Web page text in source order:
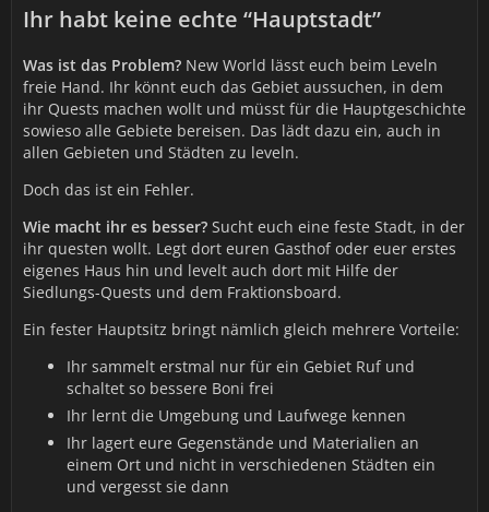
Ihr habt keine echte “Hauptstadt”
Was ist das Problem? New World lässt euch beim Leveln
freie Hand. Ihr könnt euch das Gebiet aussuchen, in dem
ihr Quests machen wollt und müsst für die Hauptgeschichte
sowieso alle Gebiete bereisen. Das lädt dazu ein, auch in
allen Gebieten und Städten zu leveln.
Doch das ist ein Fehler.
Wie macht ihr es besser? Sucht euch eine feste Stadt, in der
ihr questen wollt. Legt dort euren Gasthof oder euer erstes
eigenes Haus hin und levelt auch dort mit Hilfe der
Siedlungs-Quests und dem Fraktionsboard.
Ein fester Hauptsitz bringt nämlich gleich mehrere Vorteile:
Ihr sammelt erstmal nur für ein Gebiet Ruf und
schaltet so bessere Boni frei
Ihr lernt die Umgebung und Laufwege kennen
Ihr lagert eure Gegenstände und Materialien an
einem Ort und nicht in verschiedenen Städten ein
und vergesst sie dann